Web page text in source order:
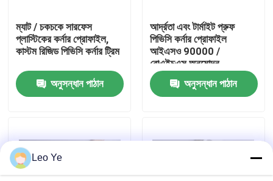
আমাদের সম্পর্কে
কারখানা পরিদর্শন
আমাদের সাথে যোগাযোগ
ম্যাট / চকচকে সারফেস
প্লাস্টিকের কর্নার প্রোফাইল,
কাস্টম রিজিড পিভিসি কর্নার ট্রিম
অনুসন্ধান পাঠান
আর্দ্রতা এবং টার্মাইট প্রুফ
পিভিসি কর্নার প্রোফাইল
আইএসও 90000 /
রোএইচএস অনুমোদন
অনুসন্ধান পাঠান
Leo Ye